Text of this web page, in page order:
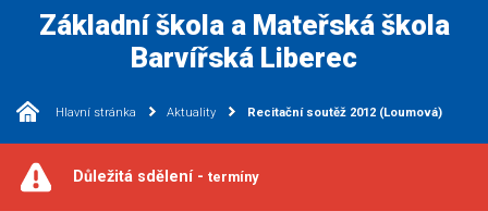
Základní škola a Mateřská škola
Barvířská Liberec
Hlavní stránka Aktuality Recitační soutěž 2012 (Loumová)
Důležitá sdělení - termíny